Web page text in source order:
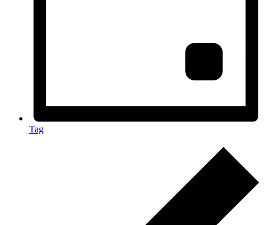
Tag